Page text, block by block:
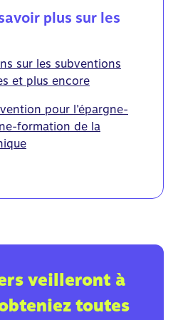
plus sur les
sur les subventions
et plus encore
pour l’épargne-
formation de la
veilleront à
toutes